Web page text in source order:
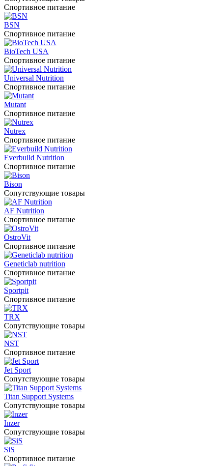
Спортивное питание
BSN
Спортивное питание
BioTech USA
Спортивное питание
Universal Nutrition
Спортивное питание
Mutant
Спортивное питание
Nutrex
Спортивное питание
Everbuild Nutrition
Спортивное питание
Bison
Сопутствующие товары
AF Nutrition
Спортивное питание
OstroVit
Спортивное питание
Geneticlab nutrition
Спортивное питание
Sportpit
Спортивное питание
TRX
Сопутствующие товары
NST
Спортивное питание
Jet Sport
Сопутствующие товары
Titan Support Systems
Сопутствующие товары
Inzer
Сопутствующие товары
SiS
Спортивное питание